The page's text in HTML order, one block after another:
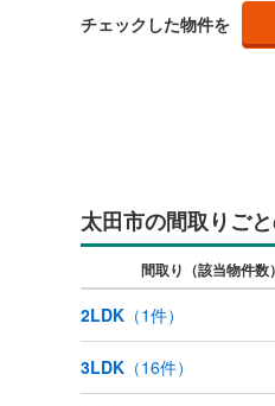
チェックした物件を
太田市の間取りご
間取り（該当物件数）
2LDK （1件）
3LDK （16件）